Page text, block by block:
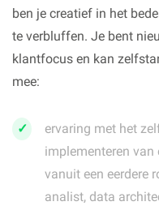
ben je creatief in het
te verbluffen. Je bent
klantfocus en kan
mee:
ervaring met het
implementeren van
vanuit een eerdere
analist, data